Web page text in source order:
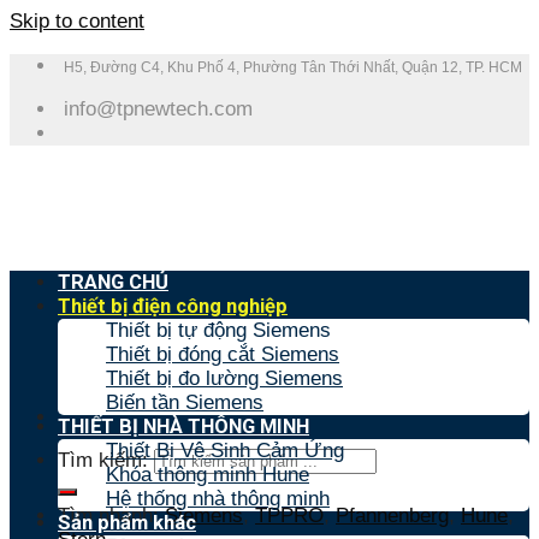
Skip to content
H5, Đường C4, Khu Phố 4, Phường Tân Thới Nhất, Quận 12, TP. HCM
info@tpnewtech.com
Tìm kiếm:
Tìm nhanh:Siemens,TPPRO,Pfannenberg,Hune,
TRANG CHỦ
Thiết bị điện công nghiệp
Thiết bị tự động Siemens
Thiết bị đóng cắt Siemens
Thiết bị đo lường Siemens
Biến tần Siemens
THIẾT BỊ NHÀ THÔNG MINH
Thiết Bị Vệ Sinh Cảm Ứng
Khóa thông minh Hune
Hệ thống nhà thông minh
Sản phẩm khác